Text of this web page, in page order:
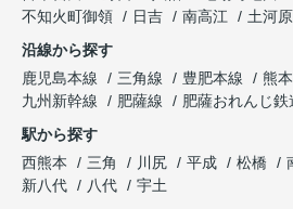
不知火町御領
日吉 南高江 土河
沿線から探す
鹿児島本線
三角線 豊肥本線
熊
九州新幹線
肥薩線
肥薩おれんじ鉄
駅から探す
西熊本
三角 川尻 平成 松橋
新八代
八代 宇土